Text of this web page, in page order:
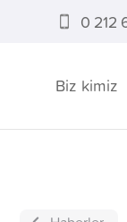
0 212
Biz kimiz